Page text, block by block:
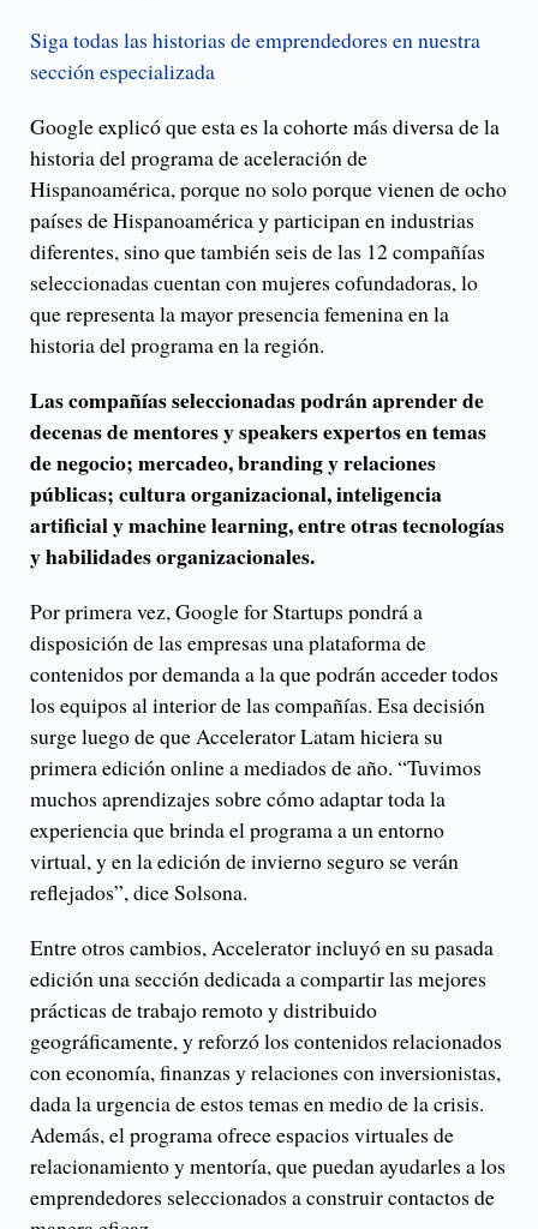
Siga todas las historias de emprendedores en nuestra
sección especializada
Google explicó que esta es la cohorte más diversa de la
historia del programa de aceleración de
Hispanoamérica, porque no solo porque vienen de ocho
países de Hispanoamérica y participan en industrias
diferentes, sino que también seis de las 12 compañías
seleccionadas cuentan con mujeres cofundadoras, lo
que representa la mayor presencia femenina en la
historia del programa en la región.
Las compañías seleccionadas podrán aprender de
decenas de mentores y speakers expertos en temas
de negocio; mercadeo, branding y relaciones
públicas; cultura organizacional, inteligencia
artificial y machine learning, entre otras tecnologías
y habilidades organizacionales.
Por primera vez, Google for Startups pondrá a
disposición de las empresas una plataforma de
contenidos por demanda a la que podrán acceder todos
los equipos al interior de las compañías. Esa decisión
surge luego de que Accelerator Latam hiciera su
primera edición online a mediados de año. “Tuvimos
muchos aprendizajes sobre cómo adaptar toda la
experiencia que brinda el programa a un entorno
virtual, y en la edición de invierno seguro se verán
reflejados”, dice Solsona.
Entre otros cambios, Accelerator incluyó en su pasada
edición una sección dedicada a compartir las mejores
prácticas de trabajo remoto y distribuido
geográficamente, y reforzó los contenidos relacionados
con economía, finanzas y relaciones con inversionistas,
dada la urgencia de estos temas en medio de la crisis.
Además, el programa ofrece espacios virtuales de
relacionamiento y mentoría, que puedan ayudarles a los
emprendedores seleccionados a construir contactos de